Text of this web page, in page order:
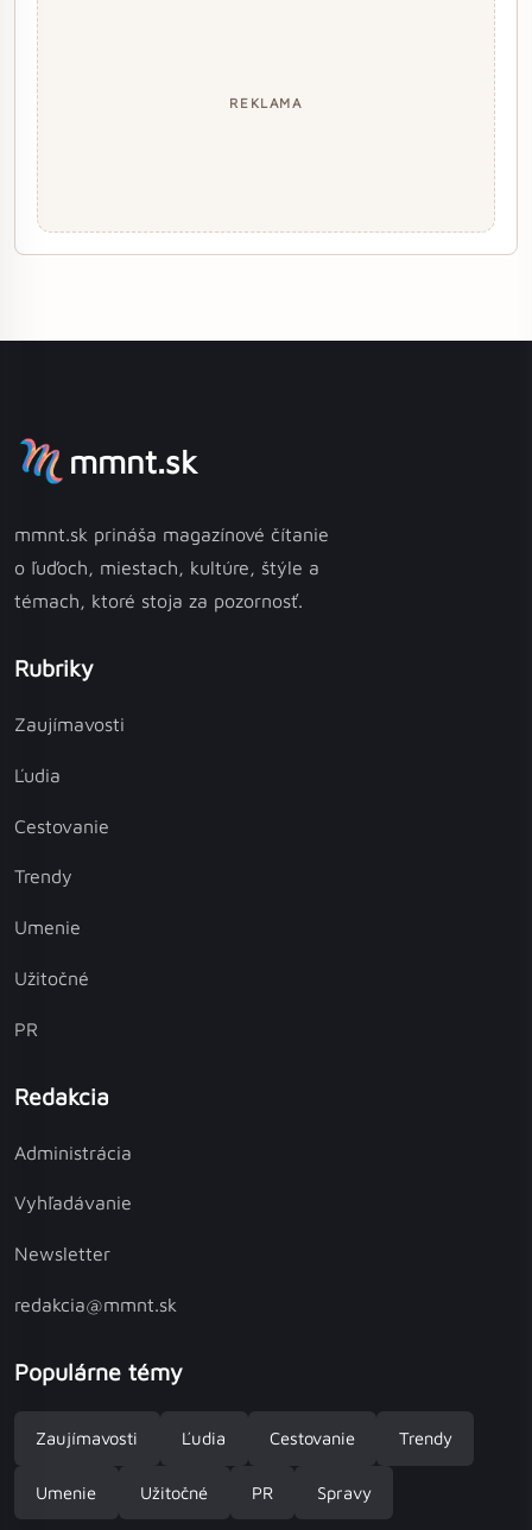
REKLAMA
mmnt.sk
mmnt.sk prináša magazínové čítanie
o ľuďoch, miestach, kultúre, štýle a
témach, ktoré stoja za pozornosť.
Rubriky
Zaujímavosti
Ľudia
Cestovanie
Trendy
Umenie
Užitočné
PR
Redakcia
Administrácia
Vyhľadávanie
Newsletter
redakcia@mmnt.sk
Populárne témy
Zaujímavosti Ľudia Cestovanie Trendy
Umenie Užitočné PR Spravy